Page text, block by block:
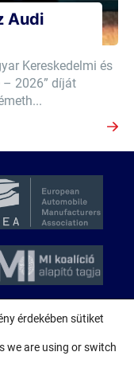
Audi
Kereskedelmi és
– 2026” díját
érdekében sütiket
we are using or switch